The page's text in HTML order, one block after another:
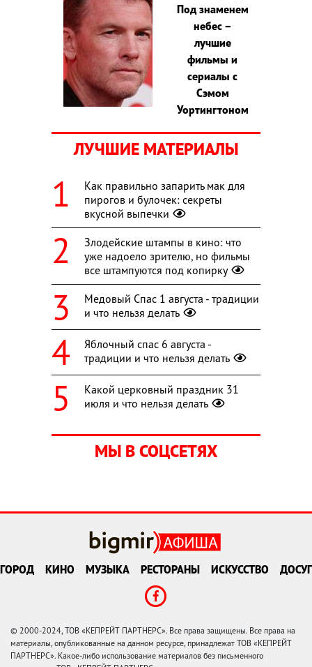
Под знаменем
небес –
лучшие
фильмы и
сериалы с
Сэмом
Уортингтоном
ЛУЧШИЕ МАТЕРИАЛЫ
Как правильно запарить мак для
пирогов и булочек: секреты
вкусной выпечки
Злодейские штампы в кино: что
уже надоело зрителю, но фильмы
все штампуются под копирку
Медовый Спас 1 августа - традиции
и что нельзя делать
Яблочный спас 6 августа -
традиции и что нельзя делать
Какой церковный праздник 31
июля и что нельзя делать
МЫ В СОЦСЕТЯХ
ГОРОД КИНО МУЗЫКА РЕСТОРАНЫ ИСКУССТВО ДОСУГ
© 2000-2024, ТОВ «КЕПРЕЙТ ПАРТНЕРС». Все права защищены. Все права на
материалы, опубликованные на данном ресурсе, принадлежат ТОВ «КЕПРЕЙТ
ПАРТНЕРС». Какое-либо использование материалов без письменного